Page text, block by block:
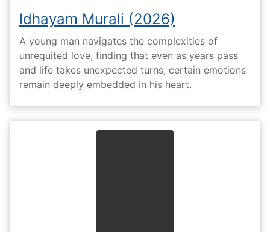
Idhayam Murali (2026)
A young man navigates the complexities of
unrequited love, finding that even as years pass
and life takes unexpected turns, certain emotions
remain deeply embedded in his heart.